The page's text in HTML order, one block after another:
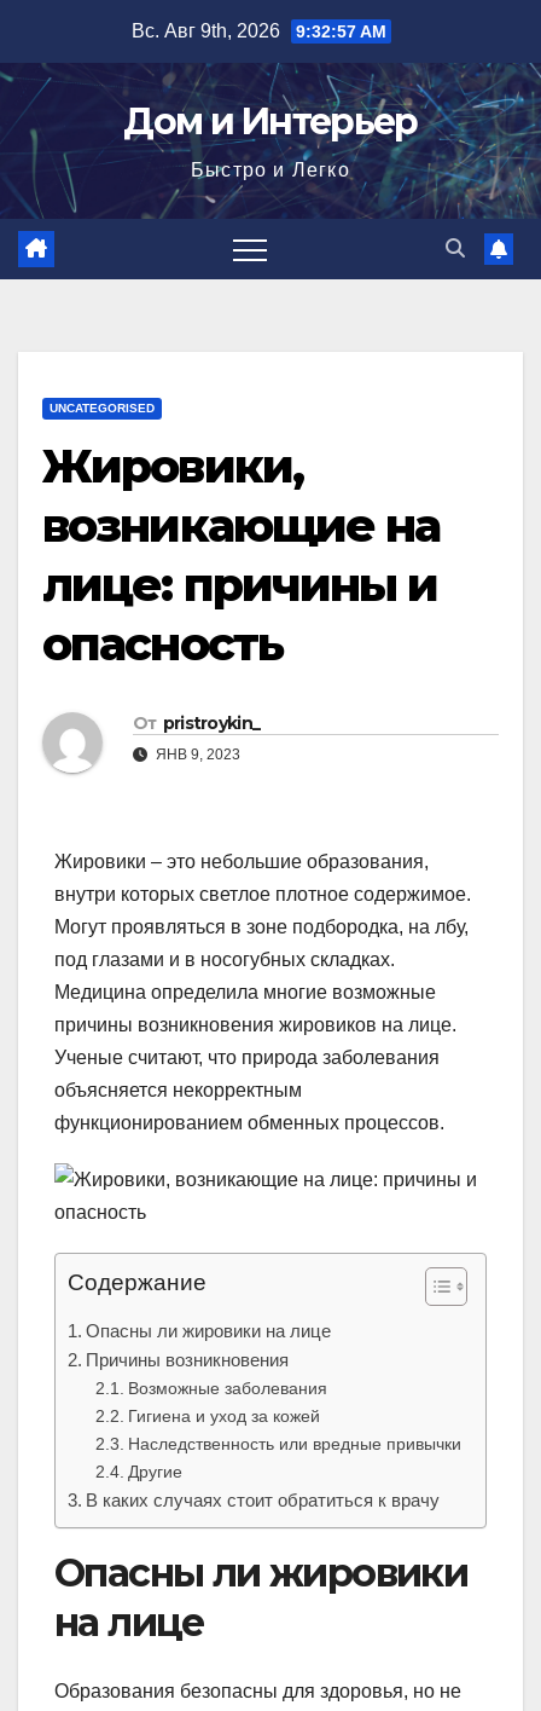
содержимому
Вс. Авг 9th, 2026 9:32:58 AM
Дом и Интерьер
Быстро и Легко
UNCATEGORISED
Жировики,
возникающие на
лице: причины и
опасность
От pristroykin_
ЯНВ 9, 2023
Жировики – это небольшие образования,
внутри которых светлое плотное содержимое.
Могут проявляться в зоне подбородка, на лбу,
под глазами и в носогубных складках.
Медицина определила многие возможные
причины возникновения жировиков на лице.
Ученые считают, что природа заболевания
объясняется некорректным
функционированием обменных процессов.
Содержание
Опасны ли жировики на лице
Причины возникновения
Возможные заболевания
Гигиена и уход за кожей
Наследственность или вредные привычки
Другие
В каких случаях стоит обратиться к врачу
Опасны ли жировики
на лице
Образования безопасны для здоровья, но не